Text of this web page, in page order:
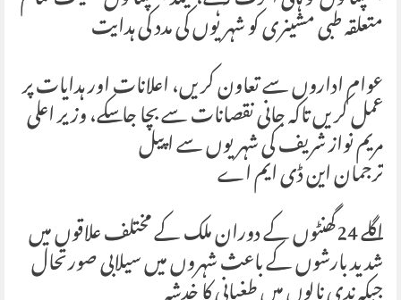
متعلقہ طبی مشینری کو شہریوں کی مدد کی ہدایت
عوام اداروں سے تعاون کریں، اعلانات اور ہدایات پر
عمل کریں تاکہ جانی نقصانات سے بچا جا سکے، وزیر اعلی
مریم نواز شریف کی شہریوں سے اپیل
ترجمان این ڈی ایم اے
اگلے 24گھنٹوں کے دوران ملک کے مختلف علاقوں میں
شدید بارشوں کے باعث شہروں میں سیلابی صورتحال